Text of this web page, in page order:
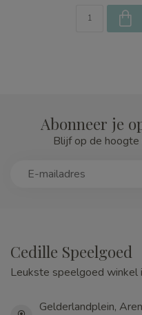
Abonneer je
Blijf op de
Cedille Speelgoed
Leukste speelgoed winkel
Gelderlandplein,